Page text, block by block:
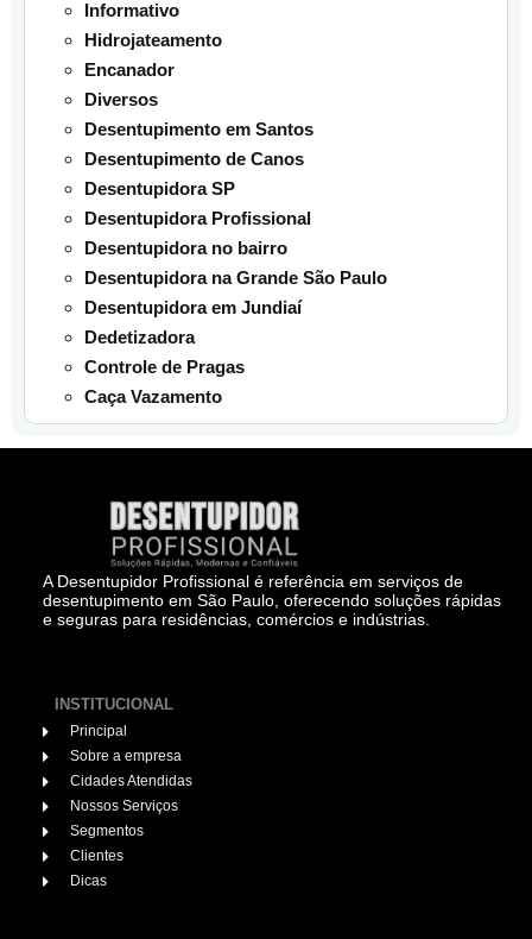
Informativo
Hidrojateamento
Encanador
Diversos
Desentupimento em Santos
Desentupimento de Canos
Desentupidora SP
Desentupidora Profissional
Desentupidora no bairro
Desentupidora na Grande São Paulo
Desentupidora em Jundiaí
Dedetizadora
Controle de Pragas
Caça Vazamento
A Desentupidor Profissional é referência em serviços de
desentupimento em São Paulo, oferecendo soluções rápidas
e seguras para residências, comércios e indústrias.
INSTITUCIONAL
Principal
Sobre a empresa
Cidades Atendidas
Nossos Serviços
Segmentos
Clientes
Dicas